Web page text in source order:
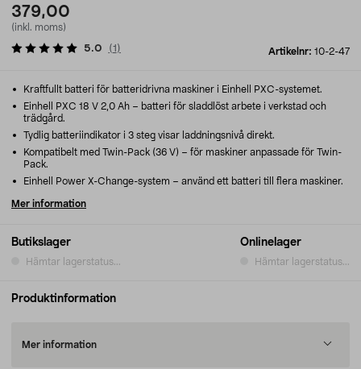
379,00
(inkl. moms)
Artikelnr: 10-2-47
5.0 (1 )
Butikslager
Hämtar lagerstatus...
Onlinelager
Hämtar lagerstatus...
Kraftfullt batteri för batteridrivna maskiner i Einhell PXC-systemet.
Einhell PXC 18 V 2,0 Ah – batteri för sladdlöst arbete i verkstad och
trädgård.
Tydlig batteriindikator i 3 steg visar laddningsnivå direkt.
Kompatibelt med Twin-Pack (36 V) – för maskiner anpassade för Twin-
Pack.
Einhell Power X-Change-system – använd ett batteri till flera maskiner.
Mer information
Produktinformation
Mer information